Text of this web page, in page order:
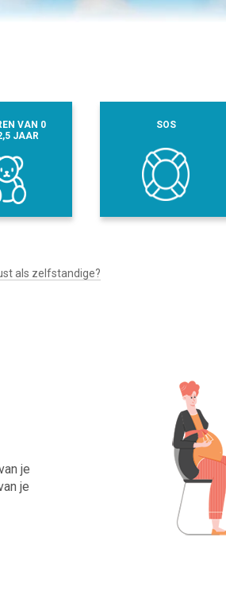
VAN 0
JAAR
SOS
als zelfstandige?
je
je